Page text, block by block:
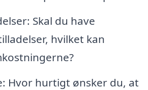
Skal du have
hvilket kan
Hvor hurtigt ønsker du, at